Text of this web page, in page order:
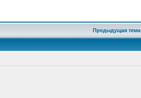
Предыдущая тема